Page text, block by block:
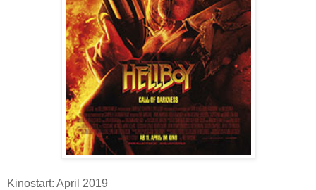
Kinostart: April 2019